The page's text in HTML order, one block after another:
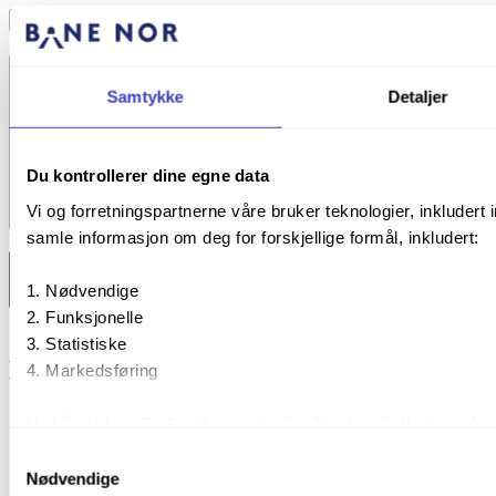
Samtykke Detaljer
Du kontrollerer dine egne data
Vi og forretningspartnerne våre bruker teknologier,
samle informasjon om deg for forskjellige formål, inkludert:
Nødvendige
Funksjonelle
Statistiske
Markedsføring
innstillingene».
Nødvendige
Gi innspill på siden
Til toppen
Bane NOR
Bane NOR